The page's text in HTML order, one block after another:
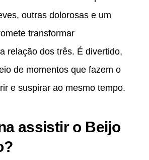
outras dolorosas e um
transformar
relação dos três. É divertido,
de momentos que fazem o
e suspirar ao mesmo tempo.
assistir o Beijo